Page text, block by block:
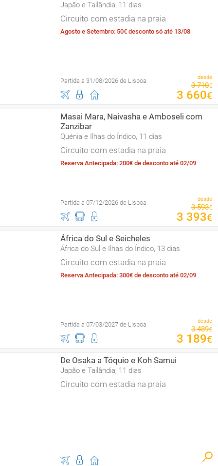
Japão e Tailândia, 11 dias
Circuito com estadia na praia
Agosto e Setembro: 50€ desconto só até 13/08
Partida a 31/08/2026 de Lisboa desde
3 710€
3 660€
Masai Mara, Naivasha e Amboseli com
Zanzibar
Quénia e Ilhas do Índico, 11 dias
Circuito com estadia na praia
Reserva Antecipada: 200€ de desconto até 02/09
Partida a 07/12/2026 de Lisboa desde
3 593€
3 393€
África do Sul e Seicheles
África do Sul e Ilhas do Índico, 13 dias
Circuito com estadia na praia
Reserva Antecipada: 300€ de desconto até 02/09
Partida a 07/03/2027 de Lisboa desde
3 489€
3 189€
De Osaka a Tóquio e Koh Samui
Japão e Tailândia, 11 dias
Circuito com estadia na praia